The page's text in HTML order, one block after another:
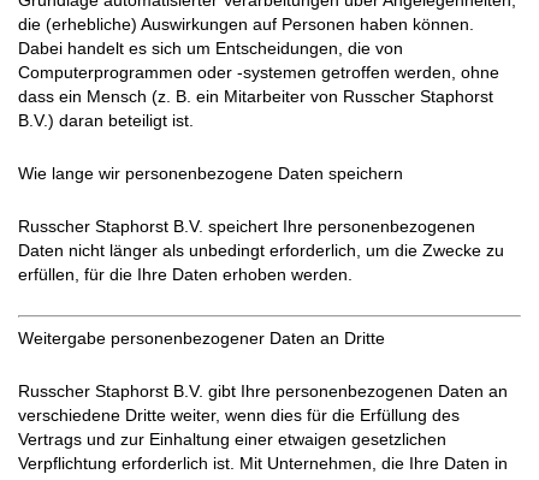
die (erhebliche) Auswirkungen auf Personen haben können.
Dabei handelt es sich um Entscheidungen, die von
Computerprogrammen oder -systemen getroffen werden, ohne
dass ein Mensch (z. B. ein Mitarbeiter von Russcher Staphorst
B.V.) daran beteiligt ist.
Wie lange wir personenbezogene Daten speichern
Russcher Staphorst B.V. speichert Ihre personenbezogenen
Daten nicht länger als unbedingt erforderlich, um die Zwecke zu
erfüllen, für die Ihre Daten erhoben werden.
Weitergabe personenbezogener Daten an Dritte
Russcher Staphorst B.V. gibt Ihre personenbezogenen Daten an
verschiedene Dritte weiter, wenn dies für die Erfüllung des
Vertrags und zur Einhaltung einer etwaigen gesetzlichen
Verpflichtung erforderlich ist. Mit Unternehmen, die Ihre Daten in